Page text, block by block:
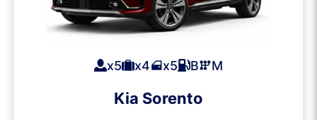
x5 x4 x5 B M
Kia Sorento